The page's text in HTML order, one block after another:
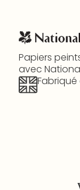
Papiers
avec
Fabriqué